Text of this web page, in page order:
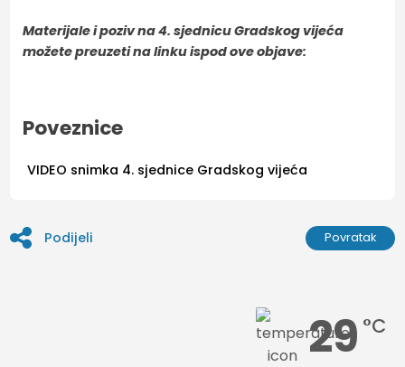
Materijale i poziv na 4. sjednicu Gradskog vijeća
možete preuzeti na linku ispod ove objave:
Poveznice
VIDEO snimka 4. sjednice Gradskog vijeća
Podijeli Povratak
29 °C